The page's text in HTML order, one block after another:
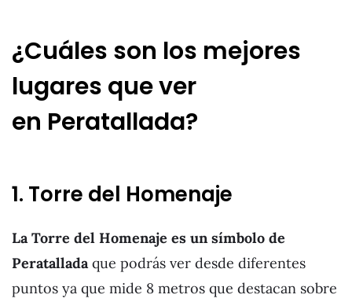
¿Cuáles son los mejores
lugares que ver
en Peratallada?
1. Torre del Homenaje
La Torre del Homenaje es un símbolo de
Peratalladaque podrás ver desde diferentes
puntos ya que mide 8 metros que destacan sobre